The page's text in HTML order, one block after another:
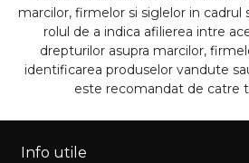
marcilor, firmelor si siglelor in cadrul
rolul de a indica afilierea intre
drepturilor asupra marcilor,
identificarea produselor vandute
este recomandat de catre
Info utile